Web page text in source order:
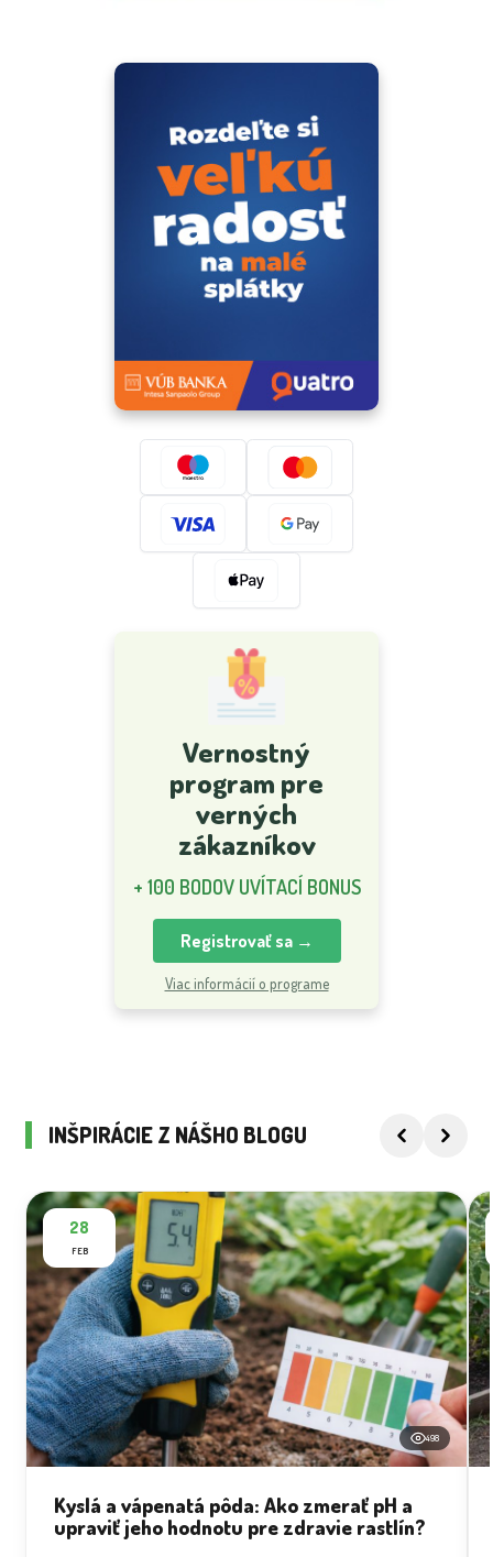
Vernostný
program pre
verných
zákazníkov
+ 100 BODOV UVÍTACÍ BONUS
Registrovať sa →
Viac informácií o programe
INŠPIRÁCIE Z NÁŠHO BLOGU
28
FEB
498
Kyslá a vápenatá pôda: Ako zmerať pH a
upraviť jeho hodnotu pre zdravie rastlín?